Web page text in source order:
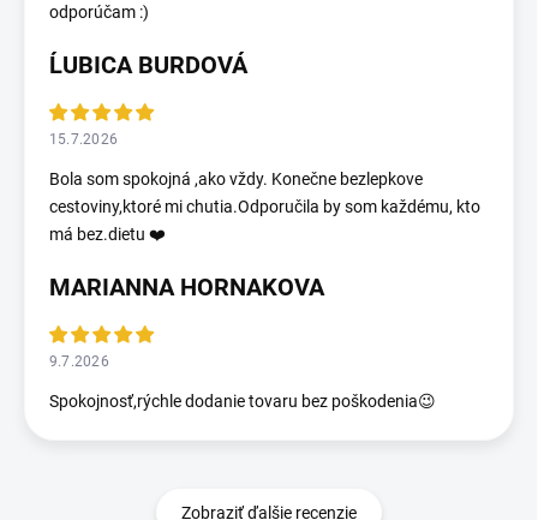
odporúčam :)
ĹUBICA BURDOVÁ
15.7.2026
Bola som spokojná ,ako vždy. Konečne bezlepkove
cestoviny,ktoré mi chutia.Odporučila by som každému, kto
má bez.dietu ❤️
MARIANNA HORNAKOVA
9.7.2026
Spokojnosť,rýchle dodanie tovaru bez poškodenia😉
Zobraziť ďalšie recenzie